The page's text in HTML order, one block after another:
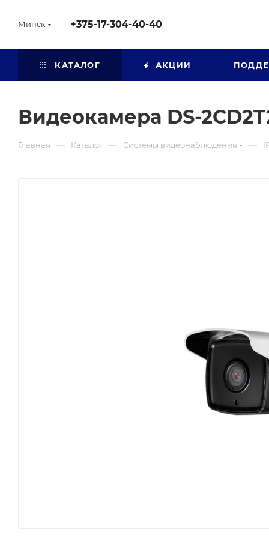
Минск +375-17-304-40-40
КАТАЛОГ АКЦИИ
Видеокамера DS-
Главная — Каталог — Системы видеонаблюдения —